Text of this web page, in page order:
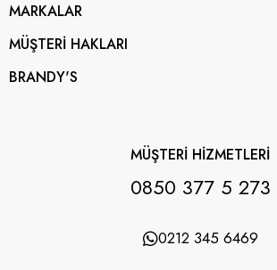
MARKALAR
MÜŞTERİ HAKLARI
BRANDY'S
MÜŞTERİ HİZMETLERİ
0850 377 5 273
0212 345 6469